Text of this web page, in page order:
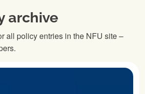
archive
all policy entries in the NFU site –